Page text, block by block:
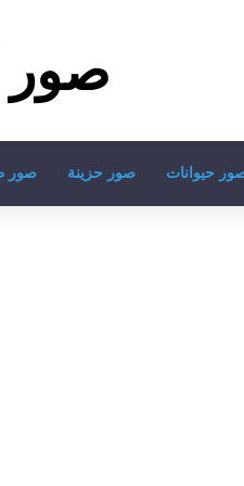
صور
حيوانات صور حزينة صور